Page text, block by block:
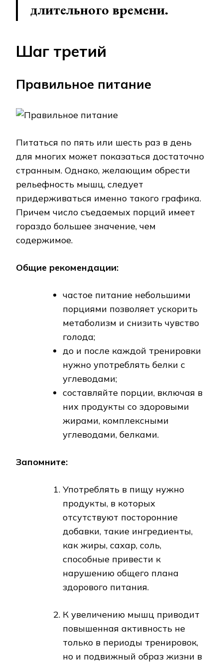
длительного времени.
Шаг третий
Правильное питание
Питаться по пять или шесть раз в день
для многих может показаться достаточно
странным. Однако, желающим обрести
рельефность мышц, следует
придерживаться именно такого графика.
Причем число съедаемых порций имеет
гораздо большее значение, чем
содержимое.
Общие рекомендации:
частое питание небольшими
порциями позволяет ускорить
метаболизм и снизить чувство
голода;
до и после каждой тренировки
нужно употреблять белки с
углеводами;
составляйте порции, включая в
них продукты со здоровыми
жирами, комплексными
углеводами, белками.
Запомните:
Употреблять в пищу нужно
продукты, в которых
отсутствуют посторонние
добавки, такие ингредиенты,
как жиры, сахар, соль,
способные привести к
нарушению общего плана
здорового питания.
К увеличению мышц приводит
повышенная активность не
только в периоды тренировок,
но и подвижный образ жизни в